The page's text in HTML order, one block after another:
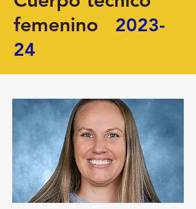
femenino
2023-
24